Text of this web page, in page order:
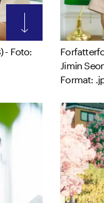
- Foto:
Jimin
Format: